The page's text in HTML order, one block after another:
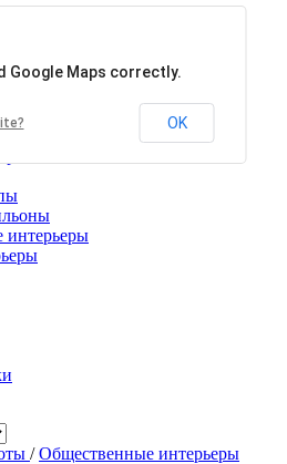
здания
/Общественные интерьеры
Google Maps correctly.
OK